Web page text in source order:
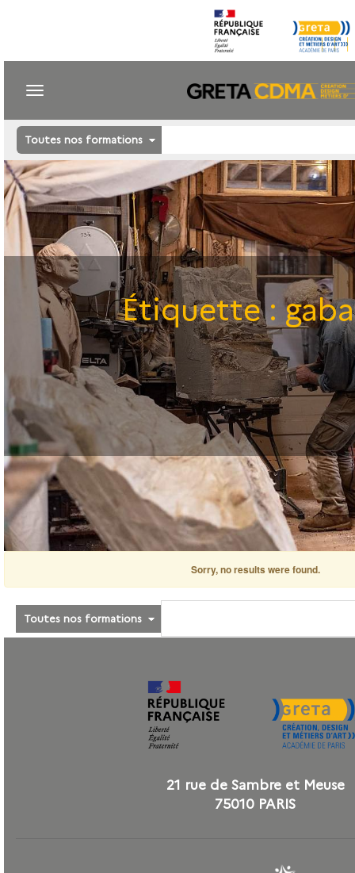
Toutes nos formations
Étiquette :
Sorry, no results were found.
Toutes nos formations
21 rue de Sambre et Meuse
75010 PARIS